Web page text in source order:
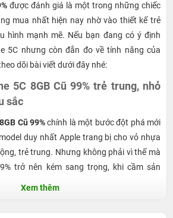
được đánh giá là một trong những chiếc
mua nhất hiện nay nhờ vào thiết kế trẻ
hình mạnh mẽ. Nếu bạn đang có ý định
5C nhưng còn đắn đo về tính năng của
dõi bài viết dưới đây nhé:
5C 8GB Cũ 99% trẻ trung, nhỏ
sắc
Cũ 99%chính là một bước đột phá mới
duy nhất Apple trang bị cho vỏ nhựa
trẻ trung. Nhưng không phải vì thế mà
trở nên kém sang trọng, khi cầm sản
Xem thêm